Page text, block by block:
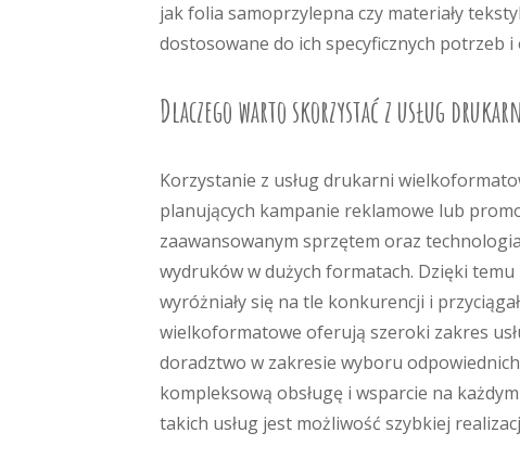
jak folia samoprzylepna czy materiały
dostosowane do ich specyficznych potrzeb i
Dlaczego warto skorzystać z usług
Korzystanie z usług drukarni
planujących kampanie reklamowe lub
zaawansowanym sprzętem oraz
wydruków w dużych formatach. Dzięki
wyróżniały się na tle konkurencji i
wielkoformatowe oferują szeroki zakres
doradztwo w zakresie wyboru
kompleksową obsługę i wsparcie na
takich usług jest możliwość szybkiej